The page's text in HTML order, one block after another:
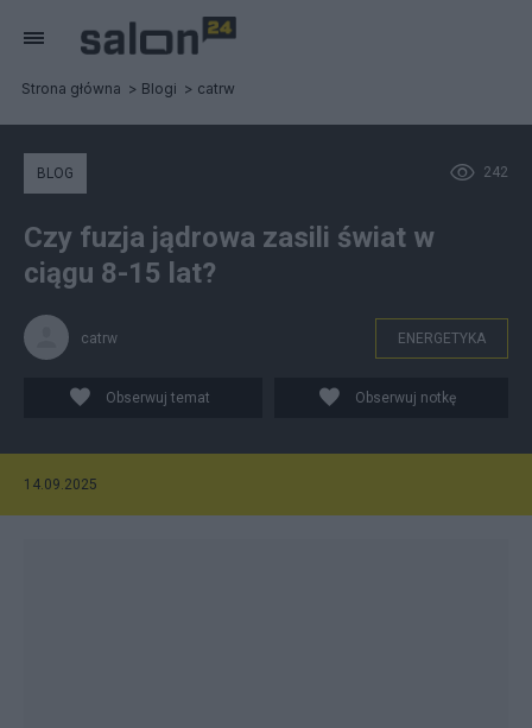
Strona główna Blogi catrw
242
BLOG
Czy fuzja jądrowa zasili świat w
ciągu 8-15 lat?
catrw ENERGETYKA
Obserwuj temat Obserwuj notkę
14.09.2025